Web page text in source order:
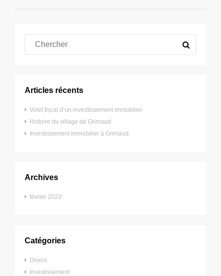
Articles récents
Volet fiscal d’un investissement immobilier
Histoire du village de Grimaud
Investissement immobilier à Grimaud
Archives
février 2023
Catégories
Divers
Investissement